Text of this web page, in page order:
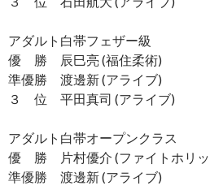
アダルト白帯フェザー級
優 勝 辰巳亮 (福住柔術)
準優勝 渡邊新 (アライブ)
３ 位 平田真司 (アライブ)
アダルト白帯オープンクラス
優 勝 片村優介 (ファイトホリ
準優勝 渡邊新 (アライブ)